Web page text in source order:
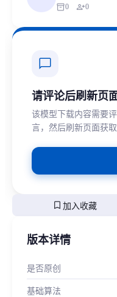
inventory_20 person_add0
chat_bubble
请评论后刷新页
该模型下载内容需要
言，然后刷新页面获取
bookmark 加入收藏
版本详情
是否原创
基础算法